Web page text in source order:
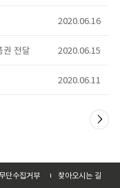
2020.06.16
권 전달 2020.06.15
2020.06.11
단수집거부 찾아오시는 길